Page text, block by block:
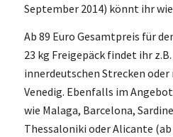
September 2014) könnt ihr
Ab 89 Euro Gesamtpreis für
23 kg Freigepäck findet ihr
innerdeutschen Strecken oder
Venedig. Ebenfalls im
wie Malaga, Barcelona,
Thessaloniki oder Alicante (ab